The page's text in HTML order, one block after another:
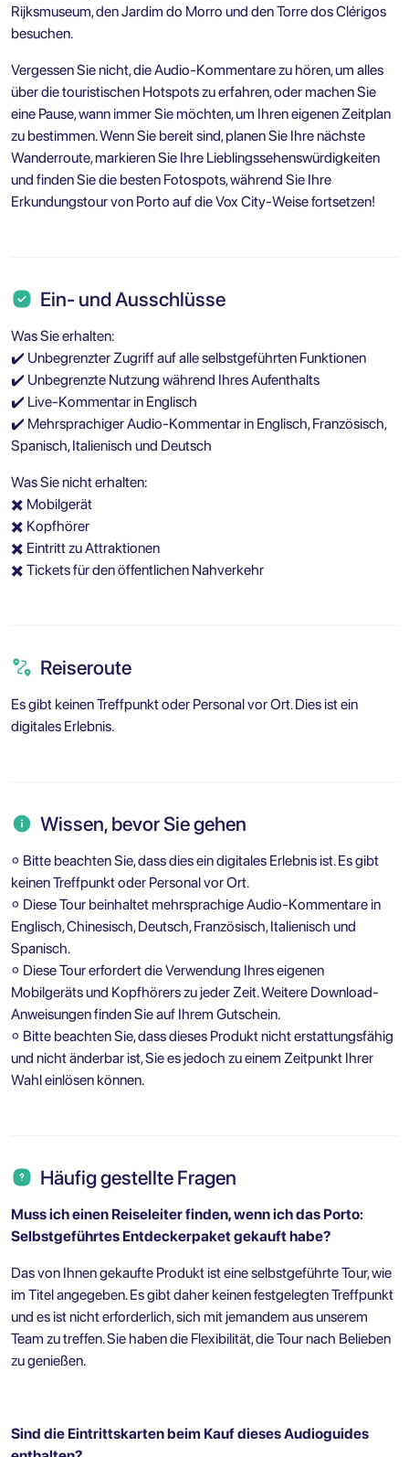
Rijksmuseum, den Jardim do Morro und den Torre dos Clérigos
besuchen.
Vergessen Sie nicht, die Audio-Kommentare zu hören, um alles
über die touristischen Hotspots zu erfahren, oder machen Sie
eine Pause, wann immer Sie möchten, um Ihren eigenen Zeitplan
zu bestimmen. Wenn Sie bereit sind, planen Sie Ihre nächste
Wanderroute, markieren Sie Ihre Lieblingssehenswürdigkeiten
und finden Sie die besten Fotospots, während Sie Ihre
Erkundungstour von Porto auf die Vox City-Weise fortsetzen!
Ein- und Ausschlüsse
Was Sie erhalten:
✔️ Unbegrenzter Zugriff auf alle selbstgeführten Funktionen
✔️ Unbegrenzte Nutzung während Ihres Aufenthalts
✔️ Live-Kommentar in Englisch
✔️ Mehrsprachiger Audio-Kommentar in Englisch, Französisch,
Spanisch, Italienisch und Deutsch
Was Sie nicht erhalten:
✖️ Mobilgerät
✖️ Kopfhörer
✖️ Eintritt zu Attraktionen
✖️ Tickets für den öffentlichen Nahverkehr
Reiseroute
Es gibt keinen Treffpunkt oder Personal vor Ort. Dies ist ein
digitales Erlebnis.
Wissen, bevor Sie gehen
⚬ Bitte beachten Sie, dass dies ein digitales Erlebnis ist. Es gibt
keinen Treffpunkt oder Personal vor Ort.
⚬ Diese Tour beinhaltet mehrsprachige Audio-Kommentare in
Englisch, Chinesisch, Deutsch, Französisch, Italienisch und
Spanisch.
⚬ Diese Tour erfordert die Verwendung Ihres eigenen
Mobilgeräts und Kopfhörers zu jeder Zeit. Weitere Download-
Anweisungen finden Sie auf Ihrem Gutschein.
⚬ Bitte beachten Sie, dass dieses Produkt nicht erstattungsfähig
und nicht änderbar ist, Sie es jedoch zu einem Zeitpunkt Ihrer
Wahl einlösen können.
Häufig gestellte Fragen
Muss ich einen Reiseleiter finden, wenn ich das Porto:
Selbstgeführtes Entdeckerpaket gekauft habe?
Das von Ihnen gekaufte Produkt ist eine selbstgeführte Tour, wie
im Titel angegeben. Es gibt daher keinen festgelegten Treffpunkt
und es ist nicht erforderlich, sich mit jemandem aus unserem
Team zu treffen. Sie haben die Flexibilität, die Tour nach Belieben
zu genießen.
Sind die Eintrittskarten beim Kauf dieses Audioguides